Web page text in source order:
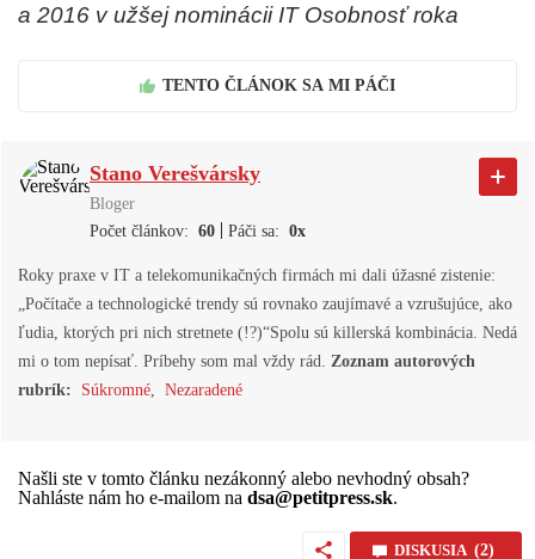
a 2016 v užšej nominácii IT Osobnosť roka
TENTO ČLÁNOK SA MI PÁČI
Stano Verešvársky
Bloger
Počet článkov: 60 | Páči sa: 0x
Roky praxe v IT a telekomunikačných firmách mi dali úžasné zistenie:
„Počítače a technologické trendy sú rovnako zaujímavé a vzrušujúce, ako
ľudia, ktorých pri nich stretnete (!?)“Spolu sú killerská kombinácia. Nedá
mi o tom nepísať. Príbehy som mal vždy rád. Zoznam autorových
rubrík:
Súkromné Nezaradené
Našli ste v tomto článku nezákonný alebo nevhodný obsah?
Nahláste nám ho e-mailom na dsa@petitpress.sk.
DISKUSIA (2)